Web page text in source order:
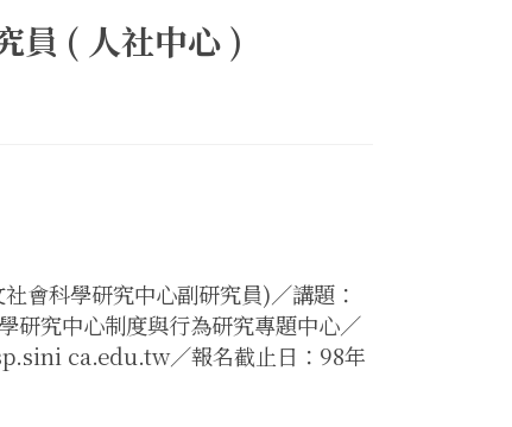
員 ( 人社中心 )
會科學研究中心副研究員)／講題：
研究中心制度與行為研究專題中心／
ca.edu.tw／報名截止日：98年